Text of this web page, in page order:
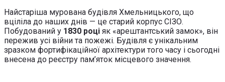
Найстаріша мурована будівля Хмельницького, що
вціліла до наших днів — це старий корпус СІЗО.
Побудований у 1830 році як «арештантський замок», він
пережив усі війни та пожежі. Будівля є унікальним
зразком фортифікаційної архітектури того часу і сьогодні
внесена до реєстру пам’яток місцевого значення.